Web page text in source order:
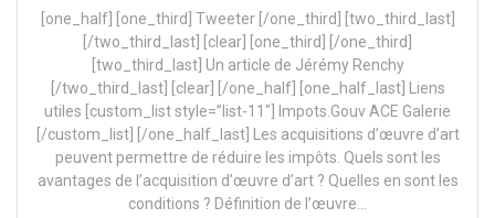
[one_half] [one_third] Tweeter [/one_third] [two_third_last]
[/two_third_last] [clear] [one_third] [/one_third]
[two_third_last] Un article de Jérémy Renchy
[/two_third_last] [clear] [/one_half] [one_half_last] Liens
utiles [custom_list style=”list-11″] Impots.Gouv ACE Galerie
[/custom_list] [/one_half_last] Les acquisitions d’œuvre d’art
peuvent permettre de réduire les impôts. Quels sont les
avantages de l’acquisition d’œuvre d’art ? Quelles en sont les
conditions ? Définition de l’œuvre…